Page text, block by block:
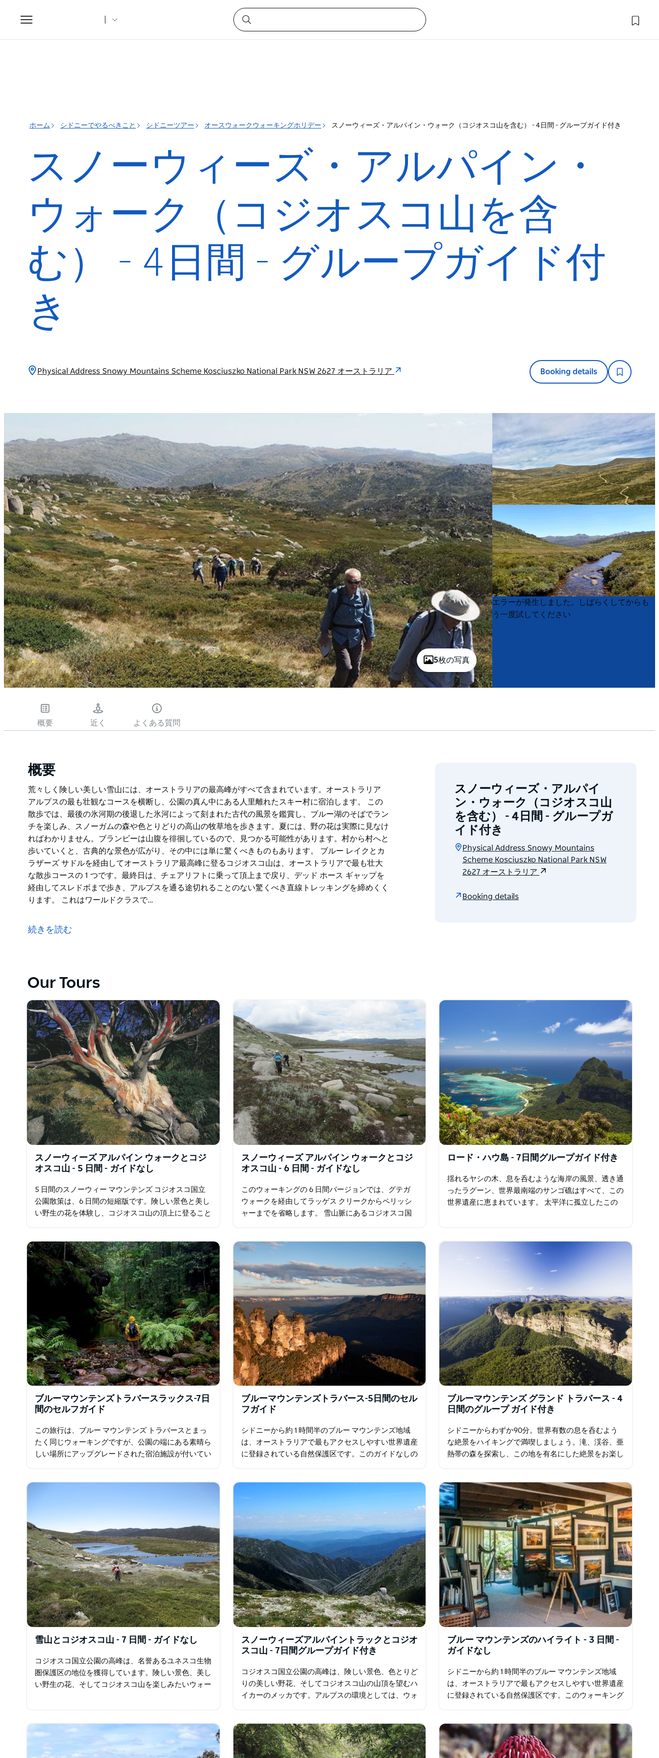
Toggle
navigation
ホーム シドニーでやるべきこと シドニーツアー オースウォークウォーキングホリデー スノーウィーズ・アルパイン・ウォーク（コジオスコ山を含む） - 4日間 - グループガイド付き
スノーウィーズ・アルパイン・
ウォーク（コジオスコ山を含
む） - 4日間 - グループガイド付
き
Physical Address Snowy Mountains Scheme Kosciuszko National Park NSW 2627 オーストラリア Booking details
5枚の写真
Product
List
Product
List
エラーが発生しました。しばらくしてからも
う一度試してください
概要 近く よくある質問
概要
荒々しく険しい美しい雪山には、オーストラリアの最高峰がすべて含まれています。オーストラリア
アルプスの最も壮観なコースを横断し、公園の真ん中にある人里離れたスキー村に宿泊します。 この
散歩では、最後の氷河期の後退した氷河によって刻まれた古代の風景を鑑賞し、ブルー湖のそばでラン
チを楽しみ、スノーガムの森や色とりどりの高山の牧草地を歩きます。夏には、野の花は実際に見なけ
ればわかりません。ブランビーは山腹を徘徊しているので、見つかる可能性があります。村から村へと
歩いていくと、古典的な景色が広がり、その中には単に驚くべきものもあります。 ブルー レイクとカ
ラザーズ サドルを経由してオーストラリア最高峰に登るコジオスコ山は、オーストラリアで最も壮大
な散歩コースの 1 つです。最終日は、チェアリフトに乗って頂上まで戻り、デッド ホース ギャップを
経由してスレドボまで歩き、アルプスを通る途切れることのない驚くべき直線トレッキングを締めくく
ります。 これはワールドクラスで…
アルプスの最も壮観なコースを横断し、公園の真ん中にある人里離れたスキー村に宿泊します。
へと歩いていくと、古典的な景色が広がり、その中には単に驚くべきものもあります。
ラリアで最も壮大な散歩コースの 1 つです。最終日は、チェアリフトに乗って頂上まで戻り、デッド ホ
ース ギャップを経由してスレドボまで歩き、アルプスを通る途切れることのない驚くべき直線トレッ
キングを締めくくります。
これはワールドクラスで、全面的にサポートされる包括的な体験です。
続きを読む
スノーウィーズ・アルパイ
ン・ウォーク（コジオスコ山
を含む） - 4日間 - グループガ
イド付き
Physical Address Snowy Mountains
Scheme Kosciuszko National Park NSW
2627 オーストラリア
Booking details
Our Tours
スノーウィーズ アルパイン ウォークとコジ
オスコ山 - 5 日間 - ガイドなし
5 日間のスノーウィー マウンテンズ コジオスコ国立
公園散策は、6 日間の短縮版です。険しい景色と美し
い野生の花を体験し、コジオスコ山の頂上に登ること
スノーウィーズ アルパイン ウォークとコジ
オスコ山 - 6 日間 - ガイドなし
このウォーキングの 6 日間バージョンでは、グテガ
ウォークを経由してラッゲス クリークからペリッシ
ャーまでを省略します。 雪山脈にあるコジオスコ国
ロード・ハウ島 - 7日間グループガイド付き
揺れるヤシの木、息を呑むような海岸の風景、透き通
ったラグーン、世界最南端のサンゴ礁はすべて、この
世界遺産に恵まれています。 太平洋に孤立したこの
ブルーマウンテンズトラバースラックス-7日
間のセルフガイド
この旅行は、ブルー マウンテンズ トラバースとまっ
たく同じウォーキングですが、公園の端にある素晴ら
しい場所にアップグレードされた宿泊施設が付いてい
ブルーマウンテンズトラバース-5日間のセル
フガイド
シドニーから約 1 時間半のブルー マウンテンズ地域
は、オーストラリアで最もアクセスしやすい世界遺産
に登録されている自然保護区です。このガイドなしの
ブルーマウンテンズ グランド トラバース - 4
日間のグループ ガイド付き
シドニーからわずか90分。世界有数の息を呑むよう
な絶景をハイキングで満喫しましょう。滝、渓谷、亜
熱帯の森を探索し、この地を有名にした絶景をお楽し
雪山とコジオスコ山 - 7 日間 - ガイドなし
コジオスコ国立公園の高峰は、名誉あるユネスコ生物
圏保護区の地位を獲得しています。険しい景色、美し
い野生の花、そしてコジオスコ山を楽しみたいウォー
スノーウィーズアルパイントラックとコジオ
スコ山 - 7日間グループガイド付き
コジオスコ国立公園の高峰は、険しい景色、色とりど
りの美しい野花、そしてコジオスコ山の山頂を望むハ
イカーのメッカです。アルプスの環境としては、ウォ
ブルー マウンテンズのハイライト - 3 日間 -
ガイドなし
シドニーから約 1 時間半のブルー マウンテンズ地域
は、オーストラリアで最もアクセスしやすい世界遺産
に登録されている自然保護区です。このウォーキング